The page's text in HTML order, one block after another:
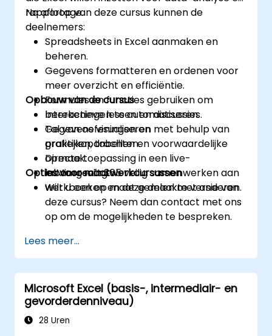
vergemakkelijken gegevensanalyse,
rapportage, begrotingsopstelling, planningen
en nog veel meer.
rapportage.
Na afloop van deze cursus kunnen de
deelnemers:
Spreadsheets in Excel aanmaken en
beheren.
Gegevens formatteren en ordenen voor
meer overzicht en efficiëntie.
Formules en functies gebruiken om
berekeningen te automatiseren.
Gegevens visualiseren met behulp van
grafieken, tabellen en voorwaardelijke
opmaak.
In Microsoft 365 veilig samenwerken aan
werkboeken en deze delen met anderen.
Opbouw van de cursus
Interactieve lessen en discussies.
Tal van oefeningen en
praktijkopdrachten.
Directe toepassing in een live-
labomgeving.
Opties voor maatwerkcursussen
Wilt u een op maat gemaakte versie van
deze cursus? Neem dan contact met ons
op om de mogelijkheden te bespreken.
Lees meer...
Microsoft Excel (basis-, intermediair- en
gevorderdenniveau)
28 Uren